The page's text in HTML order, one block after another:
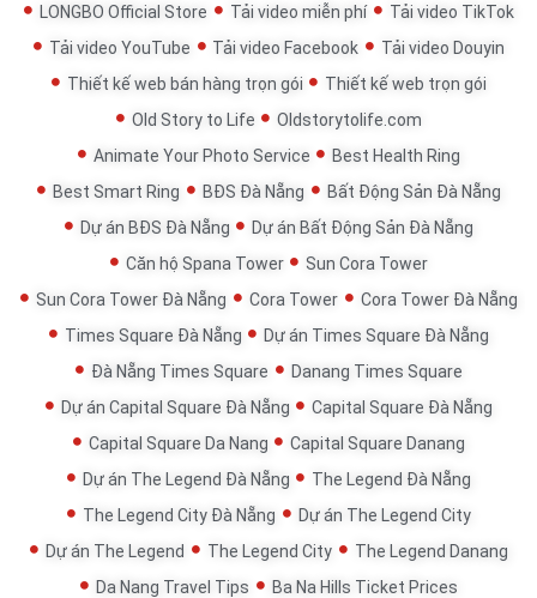
LONGBO Official Store
Tải video miễn phí
Tải video TikTok
Tải video YouTube
Tải video Facebook
Tải video Douyin
Thiết kế web bán hàng trọn gói
Thiết kế web trọn gói
Old Story to Life
Oldstorytolife.com
Animate Your Photo Service
Best Health Ring
Best Smart Ring
BĐS Đà Nẵng
Bất Động Sản Đà Nẵng
Dự án BĐS Đà Nẵng
Dự án Bất Động Sản Đà Nẵng
Căn hộ Spana Tower
Sun Cora Tower
Sun Cora Tower Đà Nẵng
Cora Tower
Cora Tower Đà Nẵng
Times Square Đà Nẵng
Dự án Times Square Đà Nẵng
Đà Nẵng Times Square
Danang Times Square
Dự án Capital Square Đà Nẵng
Capital Square Đà Nẵng
Capital Square Da Nang
Capital Square Danang
Dự án The Legend Đà Nẵng
The Legend Đà Nẵng
The Legend City Đà Nẵng
Dự án The Legend City
Dự án The Legend
The Legend City
The Legend Danang
Da Nang Travel Tips
Ba Na Hills Ticket Prices